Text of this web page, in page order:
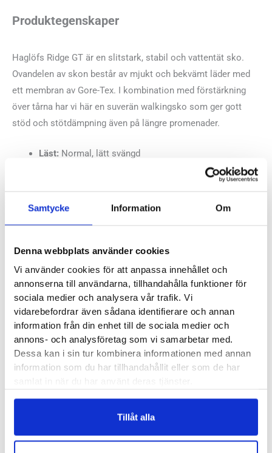
Samtycke Information Om
Denna webbplats använder cookies
Vi använder cookies för att anpassa innehållet och
annonserna till användarna, tillhandahålla funktioner för
sociala medier och analysera vår trafik. Vi
vidarebefordrar även sådana identifierare och annan
information från din enhet till de sociala medier och
annons- och analysföretag som vi samarbetar med.
Dessa kan i sin tur kombinera informationen med annan
information som du har tillhandahållit eller som de har
Tillåt alla
Produktegenskaper
Haglöfs Ridge GT är en slitstark, stabil och vattentät sko.
Ovandelen av skon består av mjukt och bekvämt läder med
ett membran av Gore-Tex. I kombination med förstärkning
över tårna har vi här en suverän walkingsko som ger gott
stöd och stötdämpning även på längre promenader.
Läst:Normal, lätt svängd
Besökta produkter
GORE-TEX Low Dam
Dam